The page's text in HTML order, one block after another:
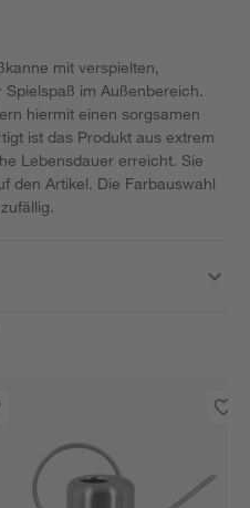
mit verspielten,
im Außenbereich.
hiermit einen sorgsamen
ist das Produkt aus extrem
Lebensdauer erreicht. Sie
den Artikel. Die Farbauswahl